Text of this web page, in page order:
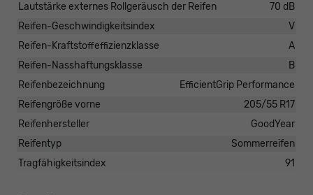
Lautstärke externes Rollgeräusch der Reifen
70 dB
Reifen-Geschwindigkeitsindex
V
Reifen-Kraftstoffeffizienzklasse
A
Reifen-Nasshaftungsklasse
B
Reifenbezeichnung
EfficientGrip Performance
Reifengröße vorne
205/55 R17
Reifenhersteller
GoodYear
Reifentyp
Sommerreifen
Tragfähigkeitsindex
91